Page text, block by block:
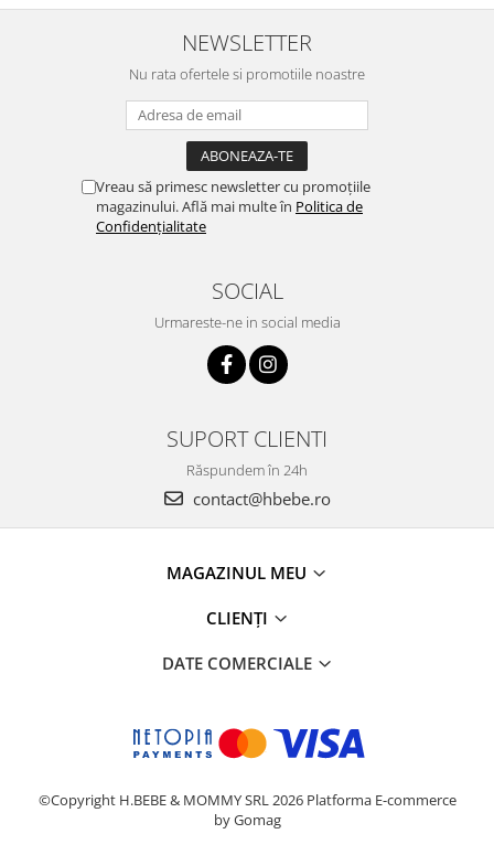
NEWSLETTER
Nu rata ofertele si promotiile noastre
Vreau să primesc newsletter cu promoțiile
magazinului. Află mai multe în Politica de
Confidențialitate
SOCIAL
Urmareste-ne in social media
SUPORT CLIENTI
Răspundem în 24h
contact@hbebe.ro
MAGAZINUL MEU
CLIENȚI
DATE COMERCIALE
©Copyright H.BEBE & MOMMY SRL 2026 Platforma E-commerce
by Gomag